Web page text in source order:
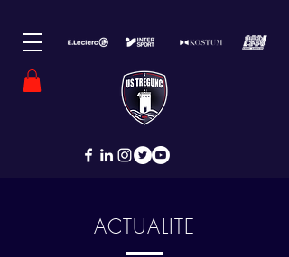
ACTUALITE